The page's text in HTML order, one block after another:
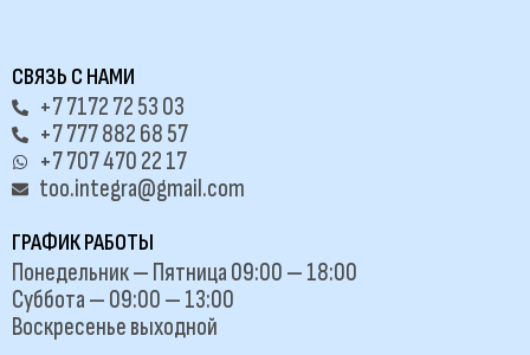
СВЯЗЬ С НАМИ
+7 7172 72 53 03
+7 777 882 68 57
+7 707 470 22 17
too.integra@gmail.com
ГРАФИК РАБОТЫ
Понедельник — Пятница 09:00 — 18:00
Суббота — 09:00 — 13:00
Воскресенье выходной